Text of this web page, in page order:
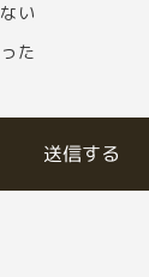
い
た
送信する